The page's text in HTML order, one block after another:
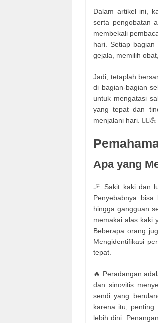
Dalam artikel ini,
serta pengobatan
membekali
hari. Setiap
gejala, memilih
Jadi, tetaplah
di bagian-bagian
untuk mengatasi
yang tepat dan
menjalani hari. 🚶‍♂️💪
Apa yang
🦵 Sakit kaki dan
Penyebabnya bisa
hingga gangguan
memakai alas kaki
Beberapa orang
Mengidentifikasi
tepat.
🔥 Peradangan
dan sinovitis
sendi yang
karena itu, penting
lebih dini.